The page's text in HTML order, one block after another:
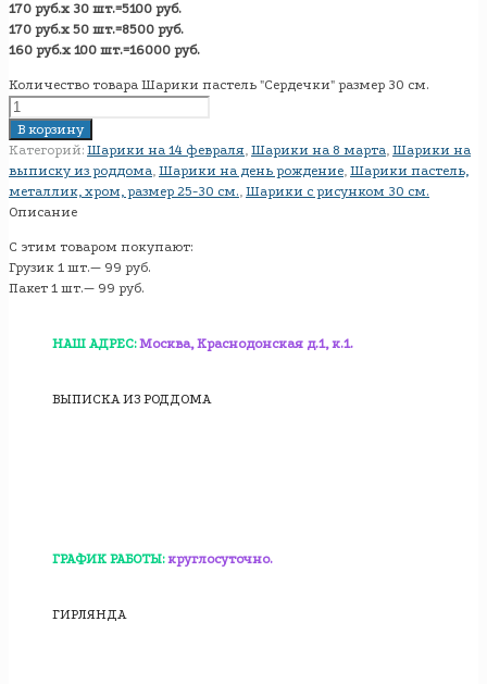
170 руб.х 30 шт.=5100 руб.
170 руб.х 50 шт.=8500 руб.
160 руб.х 100 шт.=16000 руб.
Количество товара Шарики пастель "Сердечки" размер 30 см.
В корзину
Категорий: Шарики на 14 февраля, Шарики на 8 марта, Шарики на
выписку из роддома, Шарики на день рождение, Шарики пастель,
металлик, хром, размер 25-30 см., Шарики с рисунком 30 см.
Описание
С этим товаром покупают:
Грузик 1 шт.— 99 руб.
Пакет 1 шт.— 99 руб.
НАШ АДРЕС: Москва, Краснодонская д.1, к.1.
ВЫПИСКА ИЗ РОДДОМА
ГРАФИК РАБОТЫ: круглосуточно.
ГИРЛЯНДА